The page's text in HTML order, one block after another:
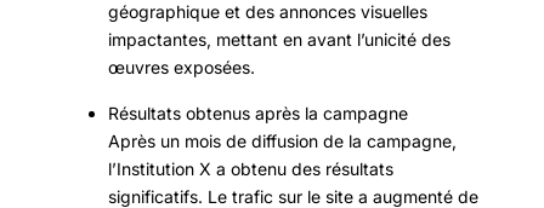
géographique et des annonces visuelles
impactantes, mettant en avant l’unicité des
œuvres exposées.
Résultats obtenus après la campagne
Après un mois de diffusion de la campagne,
l’Institution X a obtenu des résultats
significatifs. Le trafic sur le site a augmenté de